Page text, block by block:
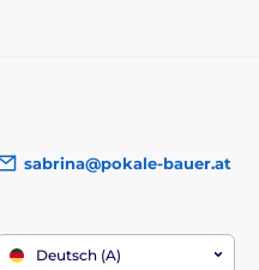
sabrina@pokale-bauer.at
Deutsch (A)